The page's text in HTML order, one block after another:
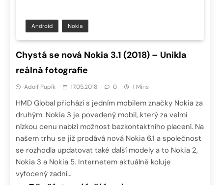
Android Nokia
Chystá se nová Nokia 3.1 (2018) – Unikla
reálná fotografie
Adolf Pupík 17.05.2018 0 1 Mins
HMD Global přichází s jedním mobilem značky Nokia za
druhým. Nokia 3 je povedený mobil, který za velmi
nízkou cenu nabízí možnost bezkontaktního placení. Na
našem trhu se již prodává nová Nokia 6.1 a společnost
se rozhodla updatovat také další modely a to Nokia 2,
Nokia 3 a Nokia 5. Internetem aktuálně koluje
vyfocený zadní…